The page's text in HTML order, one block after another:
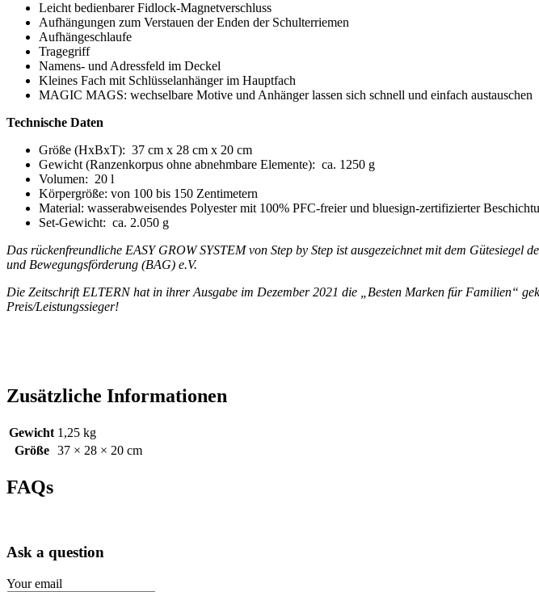
Leicht bedienbarer Fidlock-Magnetverschluss
Aufhängungen zum Verstauen der Enden der Schulterriemen
Aufhängeschlaufe
Tragegriff
Namens- und Adressfeld im Deckel
Kleines Fach mit Schlüsselanhänger im Hauptfach
MAGIC MAGS: wechselbare Motive und Anhänger lassen sich schnell und einfach austauschen
Technische Daten
Größe (HxBxT): 37 cm x 28 cm x 20 cm
Gewicht (Ranzenkorpus ohne abnehmbare Elemente): ca. 1250 g
Volumen: 20 l
Körpergröße: von 100 bis 150 Zentimetern
Material: wasserabweisendes Polyester mit 100% PFC-freier und bluesign-zertifizierter
Set-Gewicht: ca. 2.050 g
Das rückenfreundliche EASY GROW SYSTEM von Step by Step ist ausgezeichnet mit dem
und Bewegungsförderung (BAG) e.V.
Die Zeitschrift ELTERN hat in ihrer Ausgabe im Dezember 2021 die „Besten Marken für Familien“
Preis/Leistungssieger!
Zusätzliche Informationen
Gewicht 1,25 kg
Größe
37 × 28 × 20 cm
FAQs
Ask a question
Your email